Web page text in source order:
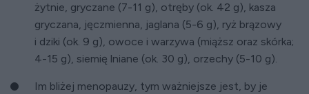
żytnie, gryczane (7-11 g), otręby (ok. 42 g), kasza
gryczana, jęczmienna, jaglana (5-6 g), ryż brązowy
i dziki (ok. 9 g), owoce i warzywa (miąższ oraz skórka;
4-15 g), siemię lniane (ok. 30 g), orzechy (5-10 g).
Im bliżej menopauzy, tym ważniejsze jest, by je